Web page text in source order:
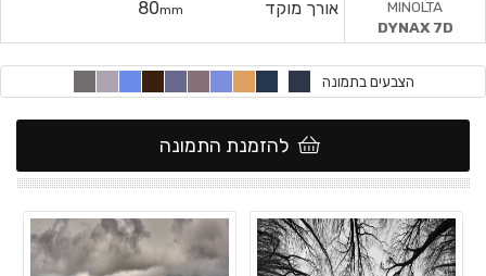
אורך מוקד
80mm
MINOLTA
DYNAX 7D
הצבעים בתמונה
להזמנת התמונה